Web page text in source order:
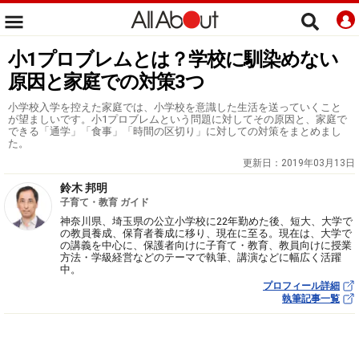
小1プロブレムとは？学校に馴染めない
原因と家庭での対策3つ
小学校入学を控えた家庭では、小学校を意識した生活を送っていくこと
が望ましいです。小1プロブレムという問題に対してその原因と、家庭で
できる「通学」「食事」「時間の区切り」に対しての対策をまとめまし
た。
更新日： 2019年03月13日
鈴木 邦明
子育て・教育 ガイド
神奈川県、埼玉県の公立小学校に22年勤めた後、短大、大学で
の教員養成、保育者養成に移り、現在に至る。現在は、大学で
の講義を中心に、保護者向けに子育て・教育、教員向けに授業
方法・学級経営などのテーマで執筆、講演などに幅広く活躍
中。
プロフィール詳細
執筆記事一覧